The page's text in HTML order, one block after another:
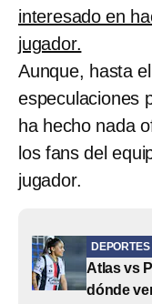
interesado en
jugador.
Aunque, hasta
especulaciones
ha hecho nada
los fans del
jugador.
DEPORTES
Atlas vs
dónde